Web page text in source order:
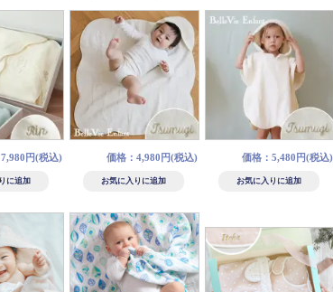
円(税込) 価格：4,980円(税込) 価格：5,480円(税込)